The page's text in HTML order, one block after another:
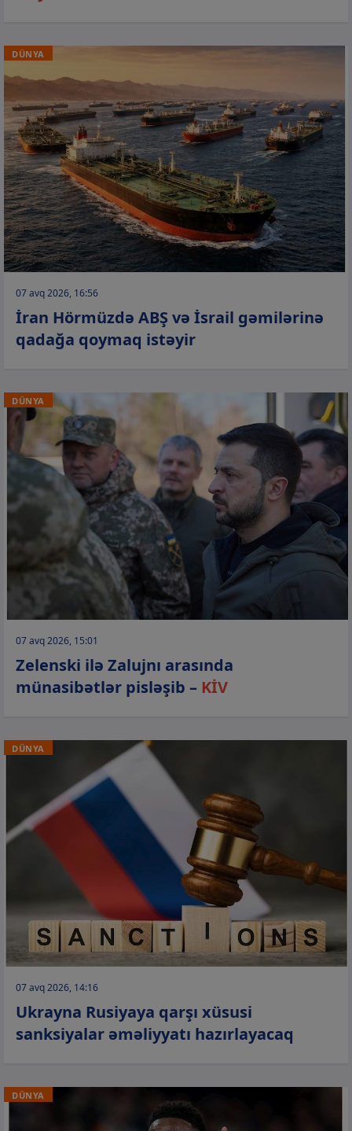
DÜNYA
07 avq 2026, 16:56
İran Hörmüzdə ABŞ və İsrail gəmilərinə
qadağa qoymaq istəyir
DÜNYA
07 avq 2026, 15:01
Zelenski ilə Zalujnı arasında
münasibətlər pisləşib – KİV
DÜNYA
07 avq 2026, 14:16
Ukrayna Rusiyaya qarşı xüsusi
sanksiyalar əməliyyatı hazırlayacaq
DÜNYA